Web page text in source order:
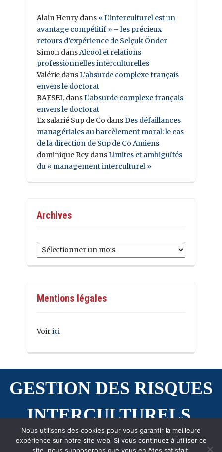
Alain Henry dans « L’interculturel est un
avantage compétitif » – les précieux
retours d’expérience de Selçuk Önder
Simon dans Alcool et relations
professionnelles interculturelles
Valérie dansL’absurde complexe français
envers le doctorat
BAESEL dansL’absurde complexe français
envers le doctorat
Ex salarié Sup de Co dans Des défaillances
managériales au harcèlement moral: le cas
de la direction de Sup de Co Amiens
dominique Rey dansLimites et ambiguïtés
du « management interculturel »
Archives
Archives
Mentions légales
Voirici
GESTION DES RISQUES
INTERCULTURELS
Nous utilisons des cookies pour vous garantir la meilleure
expérience sur notre site web. Si vous continuez à utiliser ce
site, nous supposerons que vous en êtes satisfait.